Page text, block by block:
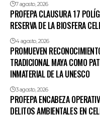
7 agosto, 2026
PROFEPA CLAUSURA 17
RESERVA DE LA BIOSFERA
4 agosto, 2026
PROMUEVEN
TRADICIONAL MAYA COMO
INMATERIAL DE LA UNESCO
3 agosto, 2026
PROFEPA ENCABEZA
DELITOS AMBIENTALES EN